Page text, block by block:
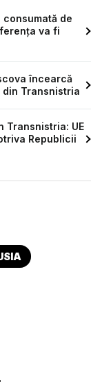
de
va fi
încearcă
Transnistria
Transnistria: UE
Republicii